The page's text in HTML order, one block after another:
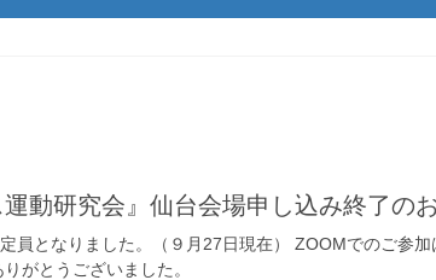
運動研究会』仙台会場申し込み終了の
員となりました。（９月27日現在） ZOOMでのご参加
りがとうございました。